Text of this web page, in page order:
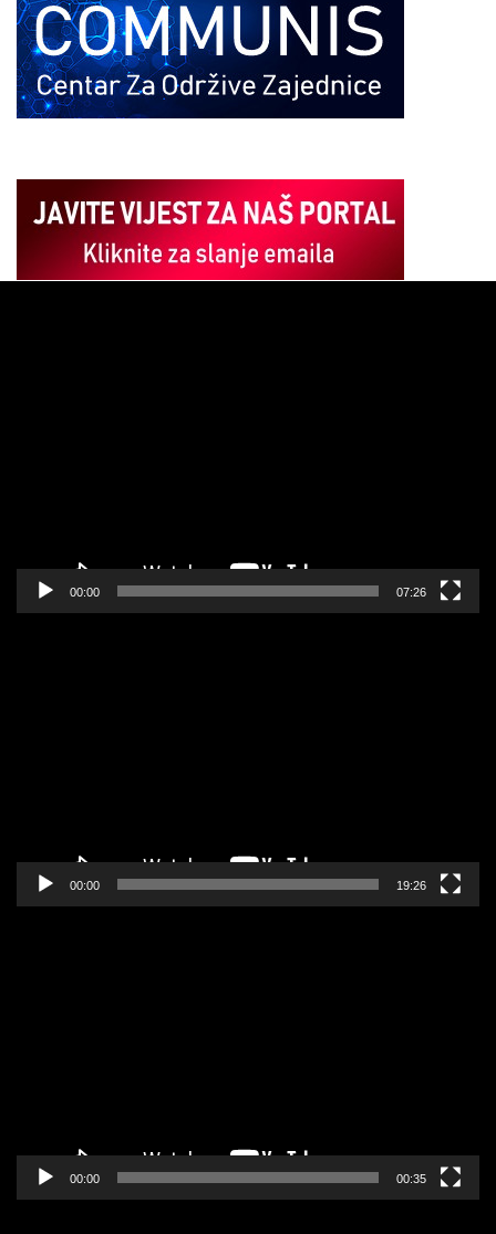
00:00 07:26
00:00 19:26
00:00 00:35